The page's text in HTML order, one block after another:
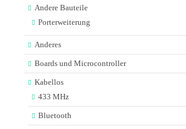
Andere Bauteile
Porterweiterung
Anderes
Boards und Microcontroller
Kabellos
433 MHz
Bluetooth